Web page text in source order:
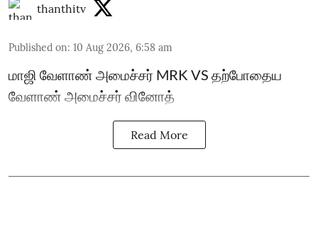
thanthitv
Published on: 10 Aug 2026, 6:58 am
மாஜி வேளாண் அமைச்சர் MRK VS தற்போதைய
வேளாண் அமைச்சர் வினோத்
Read More